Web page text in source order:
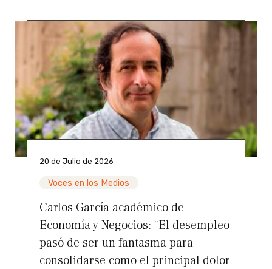
20 de Julio de 2026
Voces en los Medios
Carlos García académico de
Economía y Negocios: “El desempleo
pasó de ser un fantasma para
consolidarse como el principal dolor